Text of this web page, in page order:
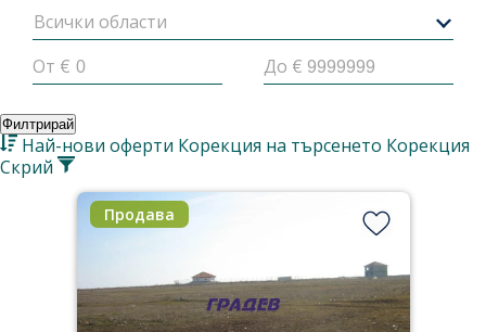
Всички области
От €
До €
Филтрирай
Най-нови оферти Корекция на търсенето Корекция
Скрий
Продава